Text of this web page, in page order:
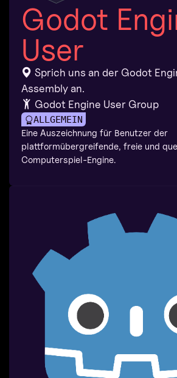
Godot
User
Sprich uns an der Godot
Assembly an.
Godot Engine User Group
ALLGEMEIN
Eine Auszeichnung für Benutzer der
plattformübergreifende, freie und
Computerspiel-Engine.